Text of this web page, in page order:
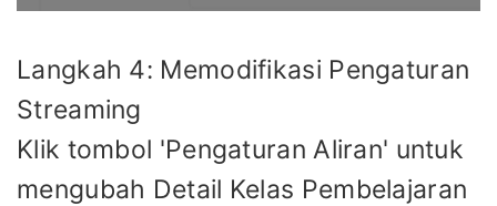
Langkah 4: Memodifikasi Pengaturan
Streaming
Klik tombol 'Pengaturan Aliran' untuk
mengubah Detail Kelas Pembelajaran